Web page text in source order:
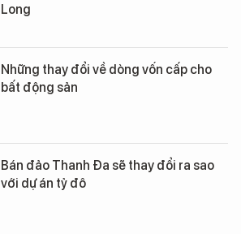
Long
Những thay đổi về dòng vốn cấp cho
bất động sản
Bán đảo Thanh Đa sẽ thay đổi ra sao
với dự án tỷ đô